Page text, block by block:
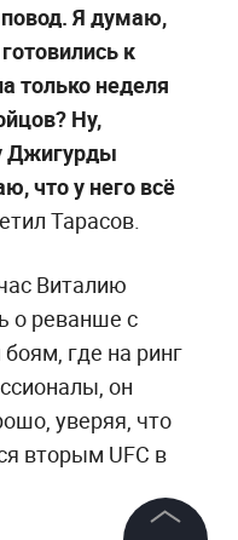
Я думаю,
к
только неделя
Ну,
Джигурды
что у него всё
Тарасов.
Виталию
о реванше с
где на ринг
он
уверяя, что
вторым UFC в